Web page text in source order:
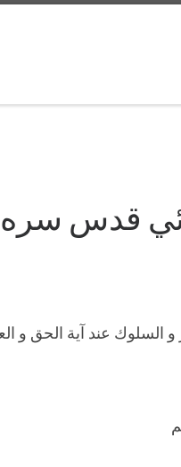
قدس سره
و السلوك عند آية الحق و